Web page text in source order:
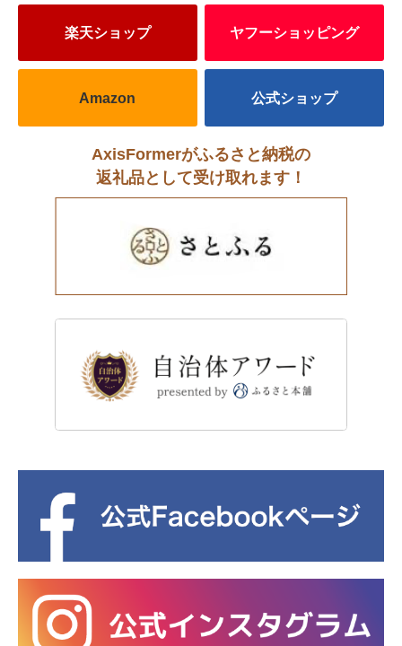
楽天ショップ ヤフーショッピング
Amazon 公式ショップ
AxisFormerがふるさと納税の
返礼品として受け取れます！